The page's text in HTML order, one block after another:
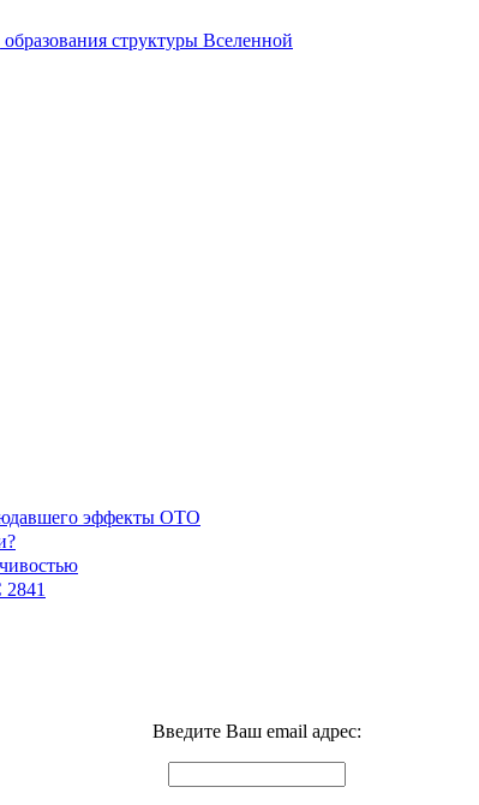
образования структуры Вселенной
эффекты ОТО
2841
Введите Ваш email адрес: